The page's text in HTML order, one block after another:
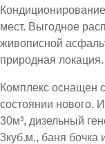
мест. Выгодное
живописной
природная локация.
Комплекс оснащен
состоянии нового.
30м³, дизельный
3куб.м., баня бочка